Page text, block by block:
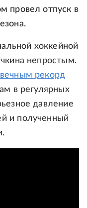
провел отпуск в
хоккейной
непростым.
рекорд
в регулярных
давление
и полученный